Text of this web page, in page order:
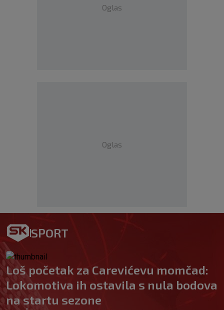
Oglas
Oglas
SPORT
Loš početak za Carevićevu momčad:
Lokomotiva ih ostavila s nula bodova
na startu sezone